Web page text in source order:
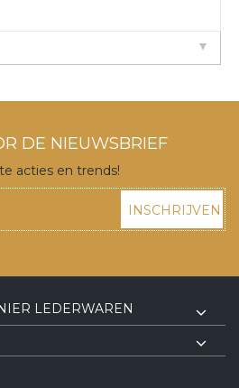
DE NIEUWSBRIEF
acties en trends!
INSCHRIJVEN
LEDERWAREN